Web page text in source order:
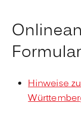
Hinweise